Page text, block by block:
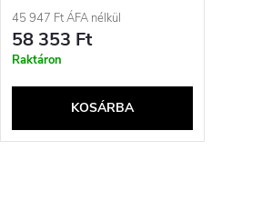
45 947 Ft ÁFA nélkül
58 353 Ft
Raktáron
KOSÁRBA